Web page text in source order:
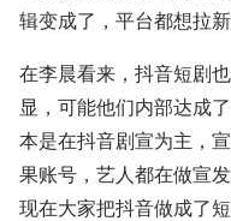
辑变成了，平台都想拉
在李晨看来，抖音短剧
显，可能他们内部达成
本是在抖音剧宣为主，
果账号，艺人都在做宣
现在大家把抖音做成了